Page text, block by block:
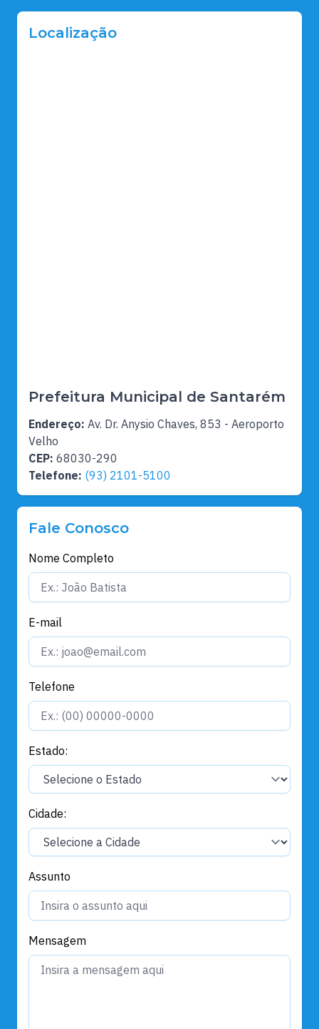
Localização
Prefeitura Municipal de Santarém
Endereço: Av. Dr. Anysio Chaves, 853 - Aeroporto
Velho
CEP: 68030-290
Telefone: (93) 2101-5100
Fale Conosco
Nome Completo
E-mail
Telefone
Estado:
Cidade:
Assunto
Mensagem